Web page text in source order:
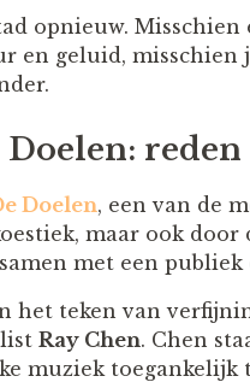
opnieuw.
en geluid, misschien
Doelen, een van de
maar ook
met een
het teken van
Ray Chen. Chen
muziek